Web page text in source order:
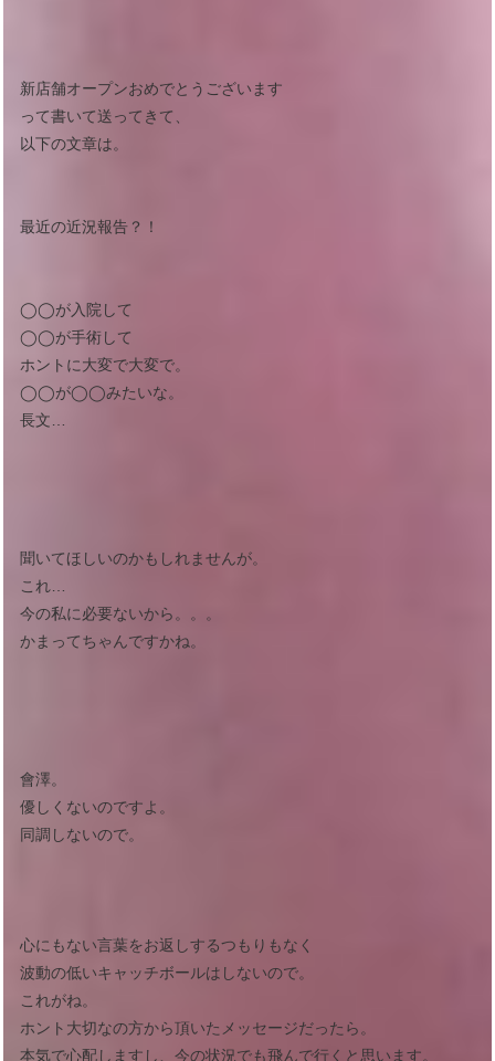
新店舗オープンおめでとうございます
って書いて送ってきて、
以下の文章は。
最近の近況報告？！
◯◯が入院して
◯◯が手術して
ホントに大変で大変で。
◯◯が◯◯みたいな。
長文…
聞いてほしいのかもしれませんが。
これ…
今の私に必要ないから。。。
かまってちゃんですかね。
會澤。
優しくないのですよ。
同調しないので。
心にもない言葉をお返しするつもりもなく
波動の低いキャッチボールはしないので。
これがね。
ホント大切なの方から頂いたメッセージだったら。
本気で心配しますし、今の状況でも飛んで行くと思います。